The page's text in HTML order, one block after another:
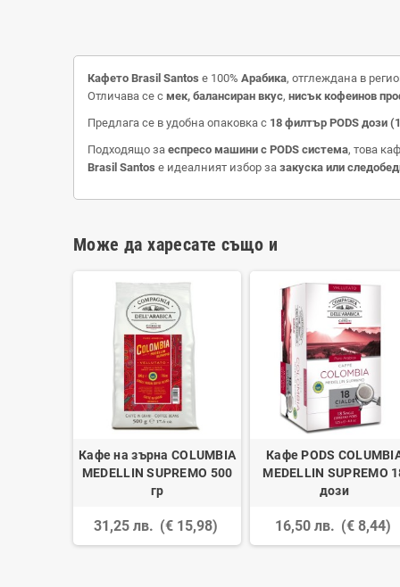
Кафето Brasil Santos е 100% Арабика, отглеждана в
Отличава се с мек, балансиран вкус, нисък кофеинов
Предлага се в удобна опаковка с 18 филтър PODS дози
Подходящо за еспресо машини с PODS система, това
Brasil Santos е идеалният избор за закуска или
Може да харесате също и
Кафе на зърна COLUMBIA
MEDELLIN SUPREMO 500
гр
31,25 лв. (€ 15,98)
Кафе PODS
MEDELLIN SUPREMO
дози
16,50 лв. (€ 8,44)